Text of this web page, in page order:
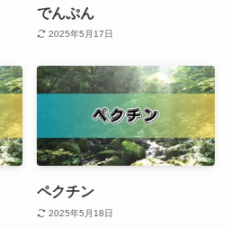
でんぷん
2025年5月17日
ペクチン
2025年5月18日